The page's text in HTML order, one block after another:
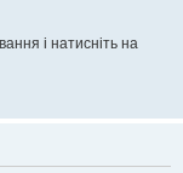
і натисніть на